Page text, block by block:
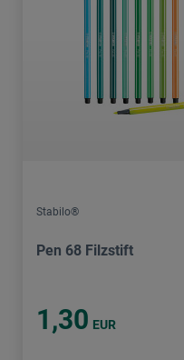
Stabilo®
Pen 68 Filzstift
1,30 EUR